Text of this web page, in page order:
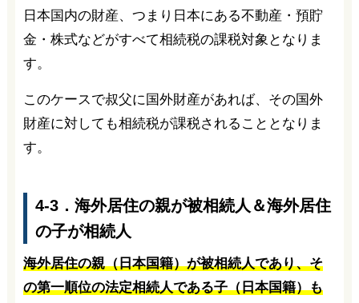
日本国内の財産、つまり日本にある不動産・預貯
金・株式などがすべて相続税の課税対象となりま
す。
このケースで叔父に国外財産があれば、その国外
財産に対しても相続税が課税されることとなりま
す。
4-3．海外居住の親が被相続人＆海外居住
の子が相続人
海外居住の親（日本国籍）が被相続人であり、そ
の第一順位の法定相続人である子（日本国籍）も